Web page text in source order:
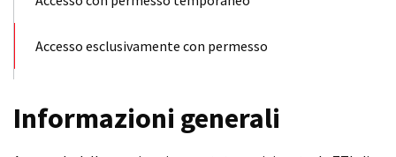
Accesso esclusivamente con permesso
Informazioni generali